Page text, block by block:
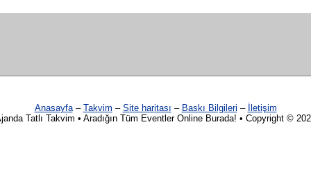
Anasayfa– Takvim – Site haritası – Baskı Bilgileri –
İletişim
Tatlı Takvim • Aradığın Tüm Eventler Online Burada! • Copyright ©